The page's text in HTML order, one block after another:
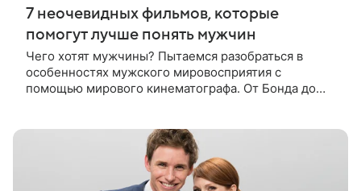
7 неочевидных фильмов, которые
помогут лучше понять мужчин
Чего хотят мужчины? Пытаемся разобраться в
особенностях мужского мировосприятия с
помощью мирового кинематографа. От Бонда до